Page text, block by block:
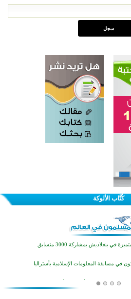
كُتَّاب الألوكة
حفظ وتلاوة القرآن الكريم في أزناكاييف
لتعزيز القيم وبناء الشخصية للشباب المسلمين
في بنغلاديش بمشاركة 3000 متسابق
في بلييفليا بالجبل الأسود منذ أكثر من قرن
مسجد جديد في أجواء إيمانية مميزة